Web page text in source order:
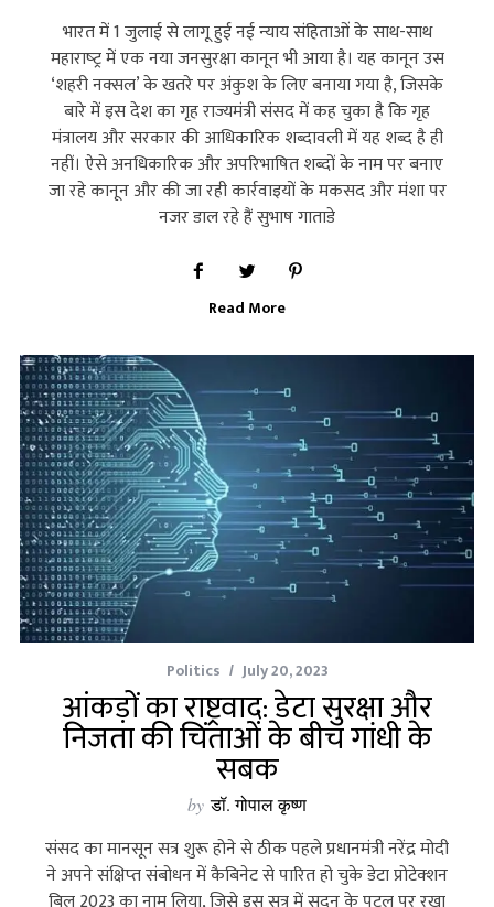
भारत में 1 जुलाई से लागू हुई नई न्‍याय संहिताओं के साथ-साथ
महाराष्‍ट्र में एक नया जनसुरक्षा कानून भी आया है। यह कानून उस
‘शहरी नक्‍सल’ के खतरे पर अंकुश के लिए बनाया गया है, जिसके
बारे में इस देश का गृह राज्‍यमंत्री संसद में कह चुका है कि गृह
मंत्रालय और सरकार की आधिकारिक शब्‍दावली में यह शब्‍द है ही
नहीं। ऐसे अनधिकारिक और अपरिभाषित शब्‍दों के नाम पर बनाए
जा रहे कानून और की जा रही कार्रवाइयों के मकसद और मंशा पर
नजर डाल रहे हैं सुभाष गाताडे
Read More
Politics July 20, 2023
आंकड़ों का राष्ट्रवाद: डेटा सुरक्षा और
निजता की चिंताओं के बीच गांधी के
सबक
by डॉ. गोपाल कृष्ण
संसद का मानसून सत्र शुरू होने से ठीक पहले प्रधानमंत्री नरेंद्र मोदी
ने अपने संक्षिप्‍त संबोधन में कैबिनेट से पारित हो चुके डेटा प्रोटेक्‍शन